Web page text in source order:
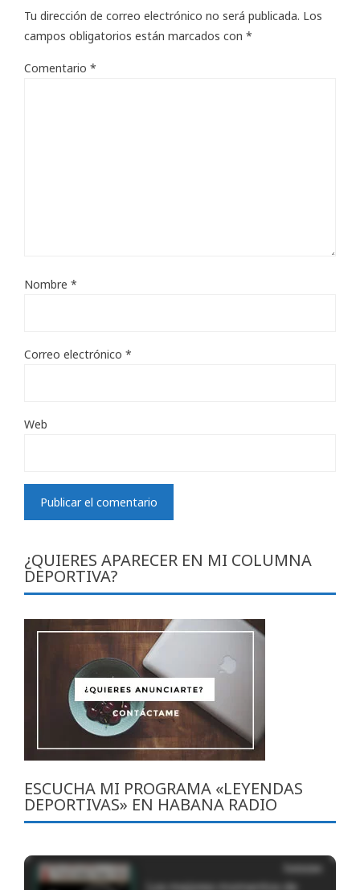
Tu dirección de correo electrónico no será publicada. Los
campos obligatorios están marcados con *
Comentario *
Nombre *
Correo electrónico *
Web
¿QUIERES APARECER EN MI COLUMNA
DEPORTIVA?
ESCUCHA MI PROGRAMA «LEYENDAS
DEPORTIVAS» EN HABANA RADIO